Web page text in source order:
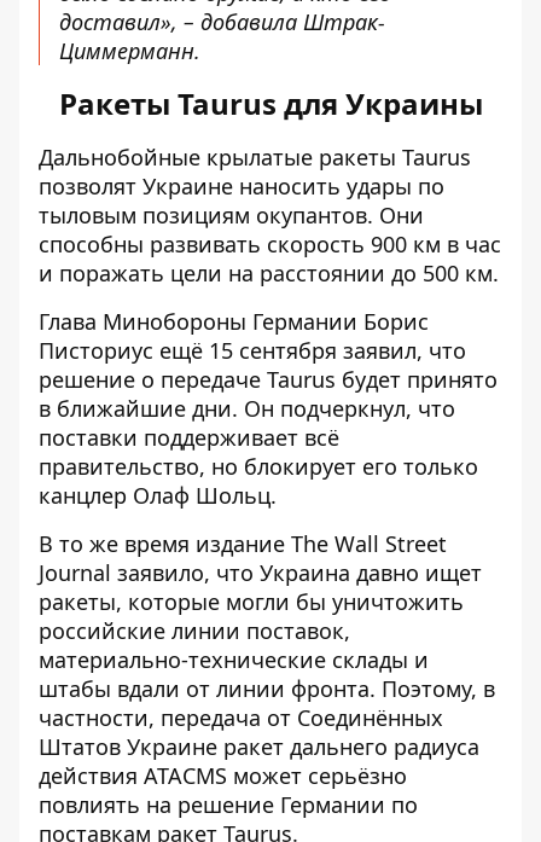
доставил», – добавила Штрак-
Циммерманн.
Ракеты Taurus для Украины
Дальнобойные крылатые ракеты Taurus
позволят Украине наносить удары по
тыловым позициям окупантов. Они
способны развивать скорость 900 км в час
и поражать цели на расстоянии до 500 км.
Глава Минобороны Германии Борис
Писториус ещё 15 сентября заявил, что
решение о передаче Taurus будет принято
в ближайшие дни. Он подчеркнул, что
поставки поддерживает всё
правительство, но блокирует его только
канцлер Олаф Шольц.
В то же время издание The Wall Street
Journal заявило, что Украина давно ищет
ракеты, которые могли бы уничтожить
российские линии поставок,
материально-технические склады и
штабы вдали от линии фронта. Поэтому, в
частности, передача от Соединённых
Штатов Украине ракет дальнего радиуса
действия ATACMS может серьёзно
повлиять на решение Германии по
поставкам ракет Taurus.